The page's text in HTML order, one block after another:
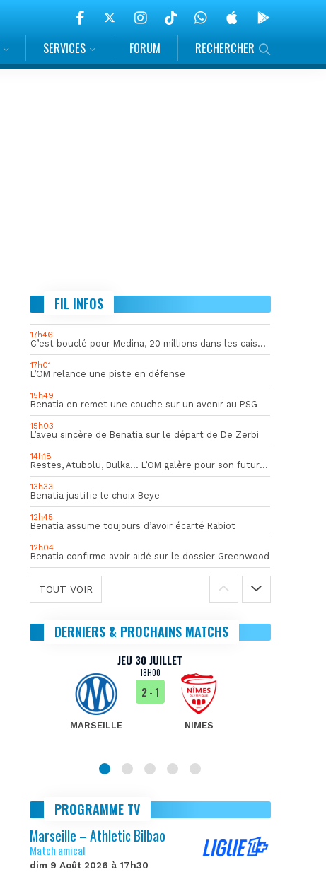
SERVICES FORUM RECHERCHER
FIL INFOS
17h46
C’est bouclé pour Medina, 20 millions dans les caisses de l’OM
17h01
L’OM relance une piste en défense
15h49
Benatia en remet une couche sur un avenir au PSG
15h03
L’aveu sincère de Benatia sur le départ de De Zerbi
14h18
Restes, Atubolu, Bulka… L’OM galère pour son futur gardien numéro 1
13h33
Benatia justifie le choix Beye
12h45
Benatia assume toujours d’avoir écarté Rabiot
12h04
Benatia confirme avoir aidé sur le dossier Greenwood
TOUT VOIR
DERNIERS & PROCHAINS MATCHS
JEU 30 JUILLET
18H00
MARSEILLE
2- 1
NIMES
PROGRAMME TV
Marseille – Athletic Bilbao
Match amical
dim 9 Août 2026 à 17h30